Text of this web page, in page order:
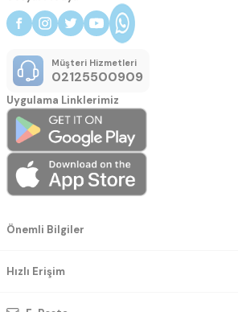
Önemli Bilgiler
Hızlı Erişim
Müşteri Hizmetleri
02125500909
Uygulama Linklerimiz